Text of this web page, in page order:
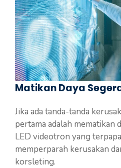
Matikan Daya
Jika ada tanda-tanda
pertama adalah mematikan
LED videotron yang
memperparah kerusakan
korsleting.